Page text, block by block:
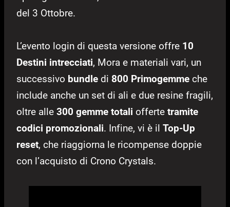
del 3 Ottobre.
L’evento login di questa versione offre 10
Destini intrecciati, Mora e materiali vari, un
successivo bundle di 800 Primogemme che
include anche un set di ali e due resine fragili,
oltre alle 300 gemme totali offerte tramite
codici promozionali. Infine, vi è il Top-Up
reset, che riaggiorna le ricompense doppie
con l’acquisto di Crono Crystals.